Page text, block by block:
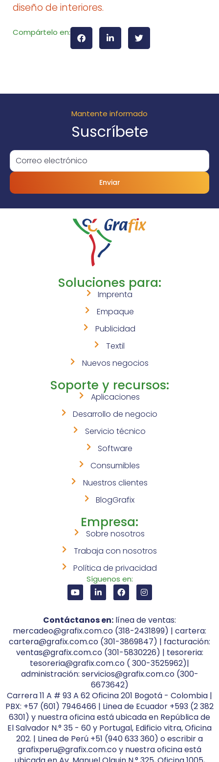
diseño de interiores.
Compártelo en:
Mantente informado
Suscríbete
Enviar
Soluciones para:
Imprenta
Empaque
Publicidad
Textil
Nuevos negocios
Soporte y recursos:
Aplicaciones
Desarrollo de negocio
Servicio técnico
Software
Consumibles
Nuestros clientes
BlogGrafix
Empresa:
Sobre nosotros
Trabaja con nosotros
Política de privacidad
Síguenos en:
Contáctanos en: línea de ventas:
mercadeo@grafix.com.co (318-2431899) | cartera:
cartera@grafix.com.co (301-3869847) | facturación:
ventas@grafix.com.co (301-5830226) | tesoreria:
tesoreria@grafix.com.co ( 300-3525962)|
administración: servicios@grafix.com.co (300-
6673642)
Carrera 11 A # 93 A 62 Oficina 201 Bogotá - Colombia |
PBX: +57 (601) 7946466 | Linea de Ecuador +593 (2 382
6301) y nuestra oficina está ubicada en República de
El Salvador N.° 35 - 60 y Portugal, Edificio vitra, Oficina
202. | Linea de Perú +51 (940 633 360) o escribir a
grafixperu@grafix.com.co y nuestra oficina está